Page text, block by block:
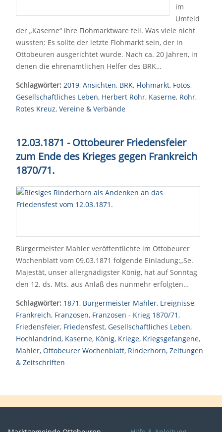
im
Umfeld
der „Kaserne“ ihre Flohmarktware feil. Was viele nicht
wussten: Es sollte der letzte Flohmarkt sein, der in
Ottobeuren ausgerichtet wurde. Nach ca. 20 Jahren, in
denen die ehrenamtlichen Helfer des BRK…
Schlagwörter: 2019, Ansichten, BRK, Flohmarkt, Fotos,
Gesellschaftliches Leben, Herbert Rohr, Kaserne, Rohr,
Rotes Kreuz, Vereine & Verbände
12.03.1871 - Ottobeurer Friedensfeier
zum Ende des Krieges gegen Frankreich
1870/71.
Bürgermeister Mahler veröffentlichte im Ottobeurer
Wochenblatt vom 09.03.1871 folgende Einladung:„Se.
Majestät, unser allergnädigster König, hat auf Sonntag
den 12. ds. Mts. aus Anlaß des nunmehr erfolgten…
Schlagwörter: 1871, Bürgermeister Mahler, Ereignisse,
Frankreich, Franzosen, Franzosen - Krieg 1870/71,
Friedensfeier, Friedensfest, Gesellschaftliches Leben,
Hochlandrind, Kaserne, König, Kriege, Kriegsgefangene,
Mahler, Ottobeurer Wochenblatt, Rinderhorn, Zeitungen
& Zeitschriften